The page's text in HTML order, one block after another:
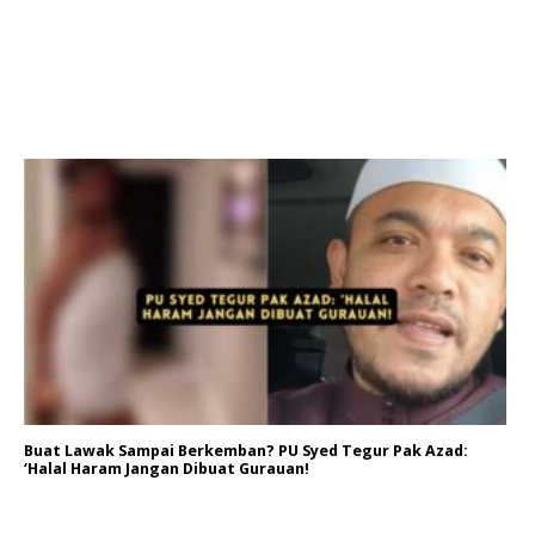
Buat Lawak Sampai Berkemban? PU Syed Tegur Pak Azad:
‘Halal Haram Jangan Dibuat Gurauan!